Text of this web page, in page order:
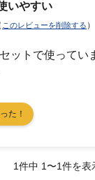
いやすい
このレビューを削除する ）
ットで使ってい
た！
1件中 1〜1件を表